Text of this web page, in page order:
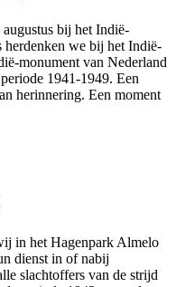
bij het Indië-
herdenken we bij het Indië-
monument van Nederland
1941-1949. Een
herinnering. Een moment
in het Hagenpark Almelo
dienst in of nabij
slachtoffers van de strijd